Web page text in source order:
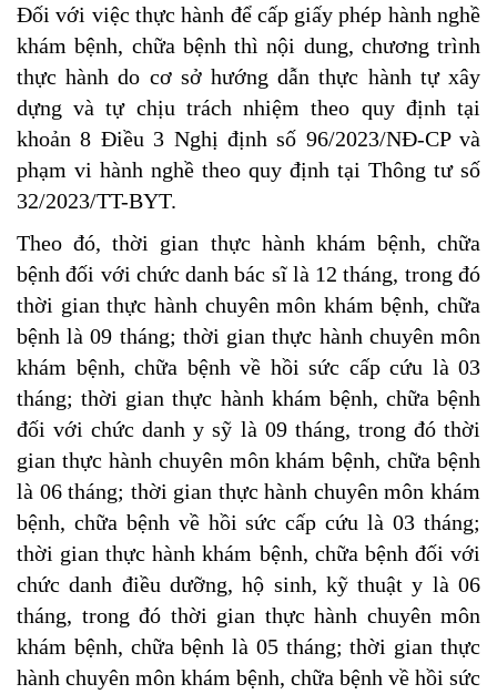
Đối với việc thực hành để cấp giấy phép hành nghề
khám bệnh, chữa bệnh thì nội dung, chương trình
thực hành do cơ sở hướng dẫn thực hành tự xây
dựng và tự chịu trách nhiệm theo quy định tại
khoản 8 Điều 3 Nghị định số 96/2023/NĐ-CP và
phạm vi hành nghề theo quy định tại Thông tư số
32/2023/TT-BYT.
Theo đó, thời gian thực hành khám bệnh, chữa
bệnh đối với chức danh bác sĩ là 12 tháng, trong đó
thời gian thực hành chuyên môn khám bệnh, chữa
bệnh là 09 tháng; thời gian thực hành chuyên môn
khám bệnh, chữa bệnh về hồi sức cấp cứu là 03
tháng; thời gian thực hành khám bệnh, chữa bệnh
đối với chức danh y sỹ là 09 tháng, trong đó thời
gian thực hành chuyên môn khám bệnh, chữa bệnh
là 06 tháng; thời gian thực hành chuyên môn khám
bệnh, chữa bệnh về hồi sức cấp cứu là 03 tháng;
thời gian thực hành khám bệnh, chữa bệnh đối với
chức danh điều dưỡng, hộ sinh, kỹ thuật y là 06
tháng, trong đó thời gian thực hành chuyên môn
khám bệnh, chữa bệnh là 05 tháng; thời gian thực
hành chuyên môn khám bệnh, chữa bệnh về hồi sức